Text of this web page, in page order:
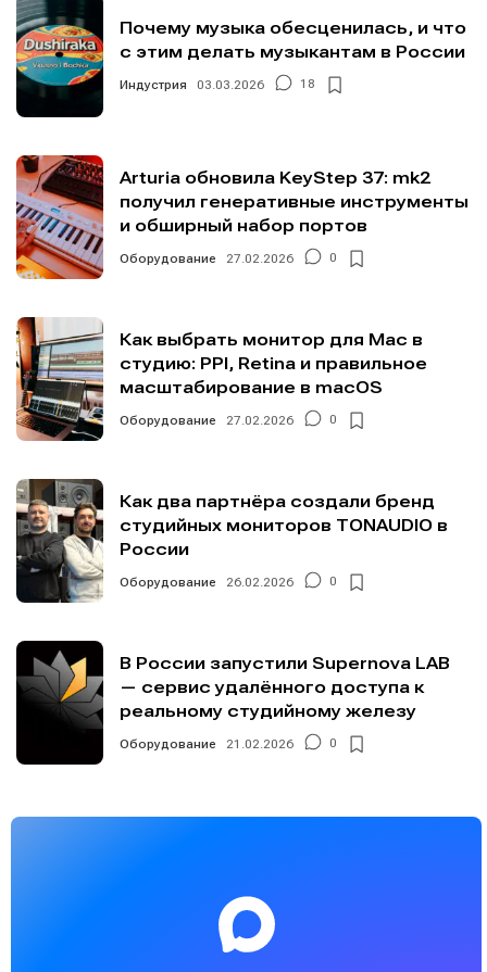
Почему музыка обесценилась, и что
с этим делать музыкантам в России
Индустрия 03.03.2026 18
Arturia обновила KeyStep 37: mk2
получил генеративные инструменты
и обширный набор портов
Оборудование 27.02.2026 0
Как выбрать монитор для Mac в
студию: PPI, Retina и правильное
масштабирование в macOS
Оборудование 27.02.2026 0
Как два партнёра создали бренд
студийных мониторов TONAUDIO в
России
Оборудование 26.02.2026 0
В России запустили Supernova LAB
— сервис удалённого доступа к
реальному студийному железу
Оборудование 21.02.2026 0